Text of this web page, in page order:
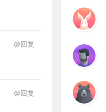
@回复
@回复